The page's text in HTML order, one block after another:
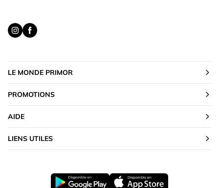
LE MONDE PRIMOR
PROMOTIONS
AIDE
LIENS UTILES